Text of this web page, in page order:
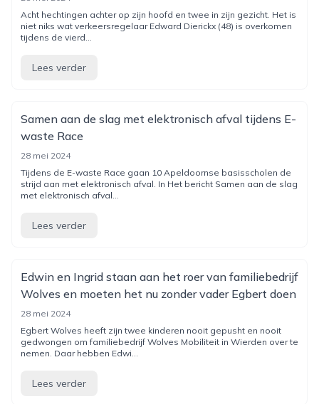
Acht hechtingen achter op zijn hoofd en twee in zijn gezicht. Het is
niet niks wat verkeersregelaar Edward Dierickx (48) is overkomen
tijdens de vierd...
Lees verder
Samen aan de slag met elektronisch afval tijdens E-
waste Race
28 mei 2024
Tijdens de E-waste Race gaan 10 Apeldoornse basisscholen de
strijd aan met elektronisch afval. In Het bericht Samen aan de slag
met elektronisch afval...
Lees verder
Edwin en Ingrid staan aan het roer van familiebedrijf
Wolves en moeten het nu zonder vader Egbert doen
28 mei 2024
Egbert Wolves heeft zijn twee kinderen nooit gepusht en nooit
gedwongen om familiebedrijf Wolves Mobiliteit in Wierden over te
nemen. Daar hebben Edwi...
Lees verder